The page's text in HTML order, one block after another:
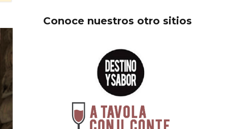
Conoce nuestros otro sitios